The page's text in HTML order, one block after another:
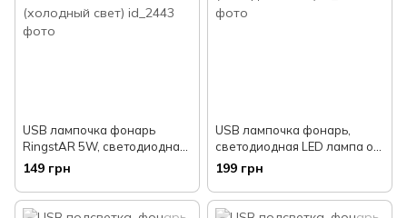
USB лампочка фонарь
RingstAR 5W, светодиодная
LED лампа от USB с кабелем
1м (холодный свет)
149 грн
USB лампочка фонарь,
светодиодная LED лампа от
USB с кабелем 1м
(холодный свет)
199 грн